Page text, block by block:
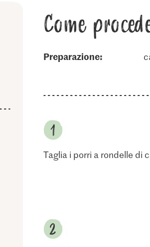
Come
Preparazione:
Taglia i porri a rondelle di